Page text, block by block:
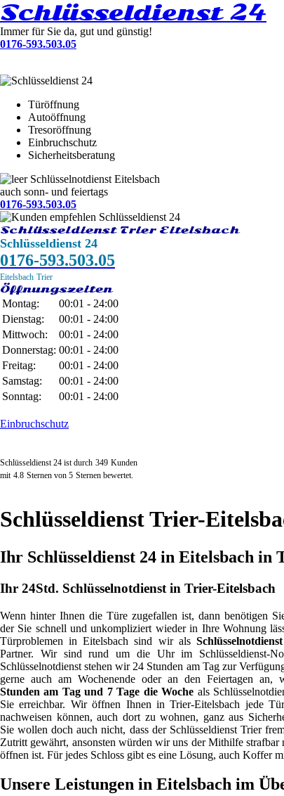
Schlüsseldienst 24
Immer für Sie da, gut und günstig!
0176-593.503.05
Türöffnung
Autoöffnung
Tresoröffnung
Einbruchschutz
Sicherheitsberatung
Schlüsselnotdienst Eitelsbach
auch sonn- und feiertags
0176-593.503.05
Schlüsseldienst Trier Eitelsbach
Schlüsseldienst 24
0176-593.503.05
Eitelsbach Trier
Öffnungszeiten
Montag:
00:01 - 24:00
Dienstag:
00:01 - 24:00
Mittwoch:
00:01 - 24:00
Donnerstag: 00:01 - 24:00
Freitag:
00:01 - 24:00
Samstag:
00:01 - 24:00
Sonntag:
00:01 - 24:00
Einbruchschutz
Schlüsseldienst 24 ist durch 349 Kunden
mit 4.8 Sternen von 5 Sternen bewertet.
Schlüsseldienst Trier-
Ihr Schlüsseldienst 24 in Eitelsbach in
Ihr 24Std. Schlüsselnotdienst in Trier-Eitelsbach
Wenn hinter Ihnen die Türe zugefallen ist, dann benötigen
der Sie schnell und unkompliziert wieder in Ihre Wohnung
Türproblemen in Eitelsbach sind wir als
Partner. Wir sind rund um die Uhr im Schlüsseldienst-
Schlüsselnotdienst stehen wir 24 Stunden am Tag zur
gerne auch am Wochenende oder an den Feiertagen an,
Stunden am Tag und 7 Tage die Woche als
Sie erreichbar. Wir öffnen Ihnen in Trier-Eitelsbach jede
nachweisen können, auch dort zu wohnen, ganz aus
Sie wollen doch auch nicht, dass der Schlüsseldienst Trier
Zutritt gewährt, ansonsten würden wir uns der Mithilfe strafbar
öffnen ist. Für jedes Schloss gibt es eine Lösung, auch Koffer
Unsere Leistungen in Eitelsbach im